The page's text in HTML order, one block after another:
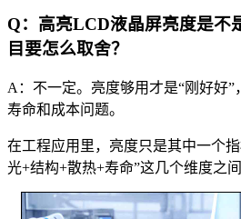
Q：高亮LCD液晶屏亮度是不
目要怎么取舍？
A：不一定。亮度够用才是“刚好好”
寿命和成本问题。
在工程应用里，亮度只是其中一个
光+结构+散热+寿命”这几个维度之